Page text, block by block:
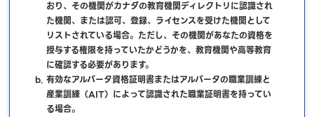
おり、その機関がカナダの教育機関ディレクトリに認識され
た機関、または認可、登録、ライセンスを受けた機関として
リストされている場合。ただし、その機関があなたの資格を
授与する権限を持っていたかどうかを、教育機関や高等教育
に確認する必要があります。
有効なアルバータ資格証明書またはアルバータの職業訓練と
産業訓練（AIT）によって認識された職業証明書を持ってい
る場合。